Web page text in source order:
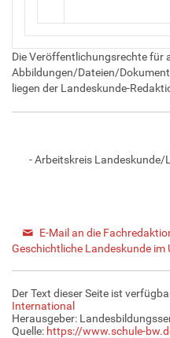
Die Veröffentlichungsrechte für
Abbildungen/Dateien/
liegen der Landeskunde-
- Arbeitskreis
E-Mail an die
Geschichtliche Landeskunde im
Der Text dieser Seite ist
International
Herausgeber:
Quelle: https://www.schule-